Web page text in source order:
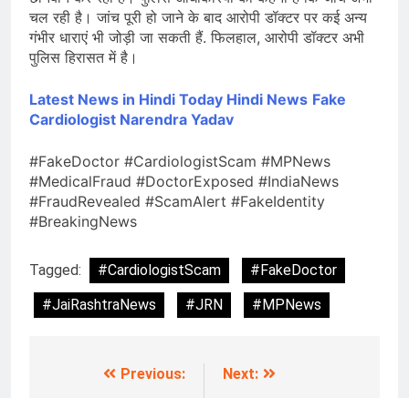
चल रही है। जांच पूरी हो जाने के बाद आरोपी डॉक्टर पर कई अन्य
गंभीर धाराएं भी जोड़ी जा सकती हैं. फिलहाल, आरोपी डॉक्टर अभी
पुलिस हिरासत में है।
Latest News in Hindi Today Hindi News Fake
Cardiologist Narendra Yadav
#FakeDoctor #CardiologistScam #MPNews
#MedicalFraud #DoctorExposed #IndiaNews
#FraudRevealed #ScamAlert #FakeIdentity
#BreakingNews
Tagged: #CardiologistScam
#FakeDoctor
#JaiRashtraNews
#JRN #MPNews
Previous:
Next: